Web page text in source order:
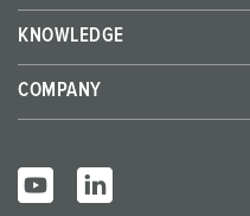
KNOWLEDGE
COMPANY